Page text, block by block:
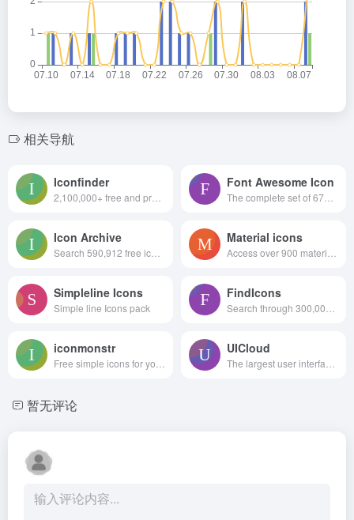
相关导航
Iconfinder Font Awesome Icon
Icon Archive Material icons
Simpleline Icons
Simple line Icons pack
FindIcons
iconmonstr UICloud
暂无评论